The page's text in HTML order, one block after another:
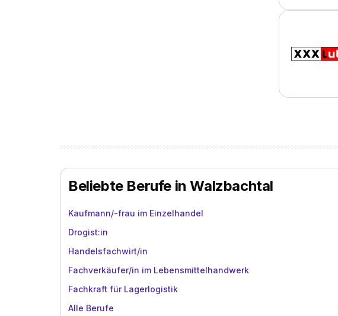
Beliebte Berufe in Walzbachtal
Kaufmann/-frau im Einzelhandel
Drogist:in
Handelsfachwirt/in
Fachverkäufer/in im Lebensmittelhandwerk
Fachkraft für Lagerlogistik
Alle Berufe